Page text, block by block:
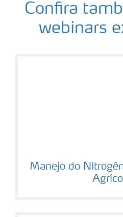
Confira
webinars
Manejo do